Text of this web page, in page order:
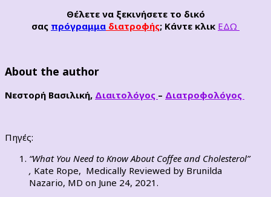
Θέλετε να ξεκινήσετε το δικό
σας πρόγραμμα διατροφής; Κάντε κλικ ΕΔΩ
About the author
Νεστορή Βασιλική, Διαιτολόγος – Διατροφολόγος
Πηγές:
“What You Need to Know About Coffee and Cholesterol”
, Kate Rope, Medically Reviewed by Brunilda
Nazario, MD on June 24, 2021.